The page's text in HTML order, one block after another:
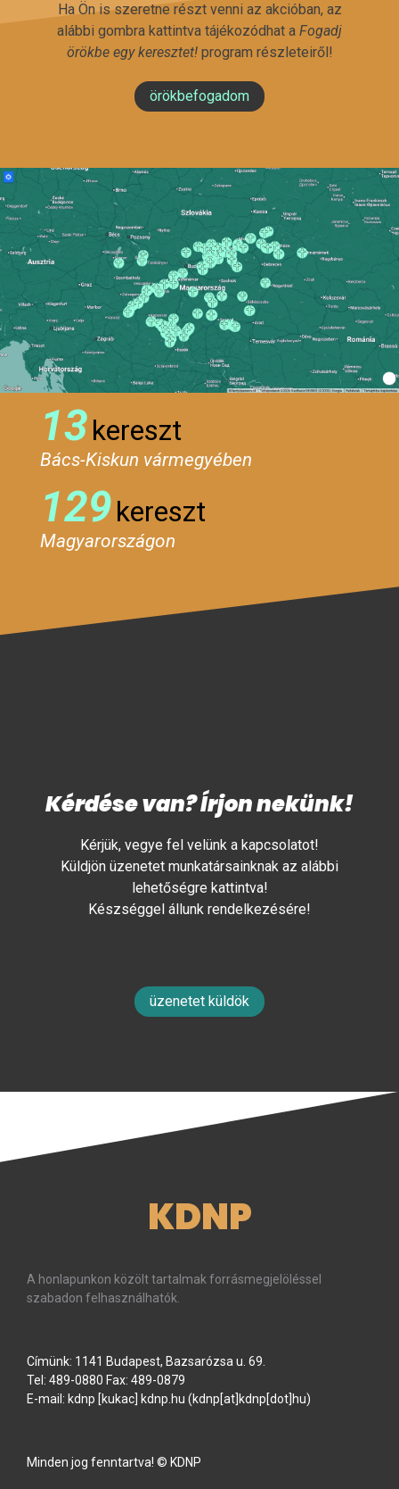
Ha Ön is szeretne részt venni az akcióban, az
alábbi gombra kattintva tájékozódhat a Fogadj
örökbe egy keresztet!program részleteiről!
örökbefogadom
13kereszt
Bács-Kiskun vármegyében
129kereszt
Magyarországon
Kérdése van? Írjon nekünk!
Kérjük, vegye fel velünk a kapcsolatot!
Küldjön üzenetet munkatársainknak az alábbi
lehetőségre kattintva!
Készséggel állunk rendelkezésére!
üzenetet küldök
KDNP
A honlapunkon közölt tartalmak forrásmegjelöléssel
szabadon felhasználhatók.
Címünk: 1141 Budapest, Bazsarózsa u. 69.
Tel: 489-0880 Fax: 489-0879
E-mail: kdnp [kukac] kdnp hu (kdnp[at]kdnp[dot]hu)
Minden jog fenntartva! © KDNP